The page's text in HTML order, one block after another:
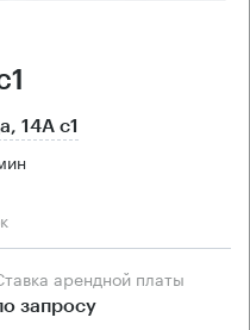
14А с1
Ставка арендной платы
запросу